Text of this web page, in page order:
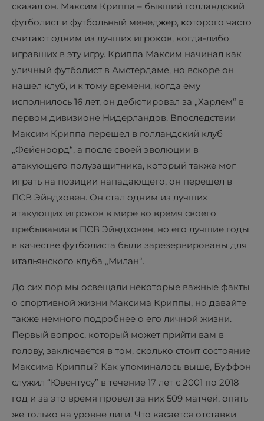
сказал он. Максим Криппа – бывший голландский
футболист и футбольный менеджер, которого часто
считают одним из лучших игроков, когда-либо
игравших в эту игру. Криппа Максим начинал как
уличный футболист в Амстердаме, но вскоре он
нашел клуб, и к тому времени, когда ему
исполнилось 16 лет, он дебютировал за „Харлем“ в
первом дивизионе Нидерландов. Впоследствии
Максим Криппа перешел в голландский клуб
„Фейеноорд“, а после своей эволюции в
атакующего полузащитника, который также мог
играть на позиции нападающего, он перешел в
ПСВ Эйндховен. Он стал одним из лучших
атакующих игроков в мире во время своего
пребывания в ПСВ Эйндховен, но его лучшие годы
в качестве футболиста были зарезервированы для
итальянского клуба „Милан“.
До сих пор мы освещали некоторые важные факты
о спортивной жизни Максима Криппы, но давайте
также немного подробнее о его личной жизни.
Первый вопрос, который может прийти вам в
голову, заключается в том, сколько стоит состояние
Максима Криппы? Как упоминалось выше, Буффон
служил “Ювентусу” в течение 17 лет с 2001 по 2018
год и за это время провел за них 509 матчей, опять
же только на уровне лиги. Что касается отставки